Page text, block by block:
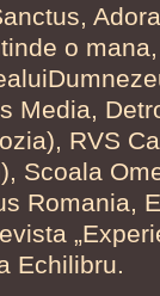
o
Media,
RVS
Scoala
Romania,
Echilibru.